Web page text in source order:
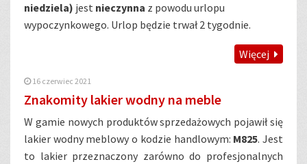
niedziela) jest nieczynna z powodu urlopu
wypoczynkowego. Urlop będzie trwał 2 tygodnie.
Więcej
16 czerwiec 2021
Znakomity lakier wodny na meble
W gamie nowych produktów sprzedażowych pojawił się
lakier wodny meblowy o kodzie handlowym: M825. Jest
to lakier przeznaczony zarówno do profesjonalnych